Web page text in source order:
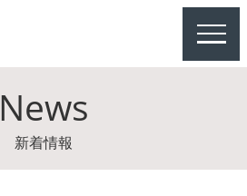
News
新着情報